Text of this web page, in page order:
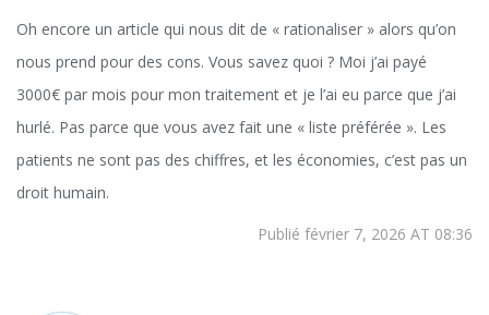
Oh encore un article qui nous dit de « rationaliser » alors qu’on
nous prend pour des cons. Vous savez quoi ? Moi j’ai payé
3000€ par mois pour mon traitement et je l’ai eu parce que j’ai
hurlé. Pas parce que vous avez fait une « liste préférée ». Les
patients ne sont pas des chiffres, et les économies, c’est pas un
droit humain.
Publié février 7, 2026 AT 08:36